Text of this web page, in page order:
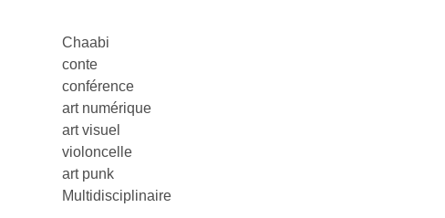
Chaabi
conte
conférence
art numérique
art visuel
violoncelle
art punk
Multidisciplinaire